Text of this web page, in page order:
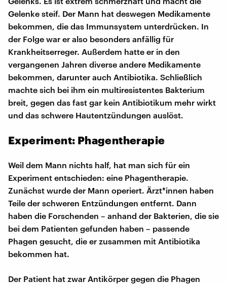
Gelenke steif. Der Mann hat deswegen Medikamente
bekommen, die das Immunsystem unterdrücken. In
der Folge war er also besonders anfällig für
Krankheitserreger. Außerdem hatte er in den
vergangenen Jahren diverse andere Medikamente
bekommen, darunter auch Antibiotika. Schließlich
machte sich bei ihm ein multiresistentes Bakterium
breit, gegen das fast gar kein Antibiotikum mehr wirkt
und das schwere Hautentzündungen auslöst.
Experiment: Phagentherapie
Weil dem Mann nichts half, hat man sich für ein
Experiment entschieden: eine Phagentherapie.
Zunächst wurde der Mann operiert. Ärzt*innen haben
Teile der schweren Entzündungen entfernt. Dann
haben die Forschenden – anhand der Bakterien, die sie
bei dem Patienten gefunden haben – passende
Phagen gesucht, die er zusammen mit Antibiotika
bekommen hat.
Der Patient hat zwar Antikörper gegen die Phagen